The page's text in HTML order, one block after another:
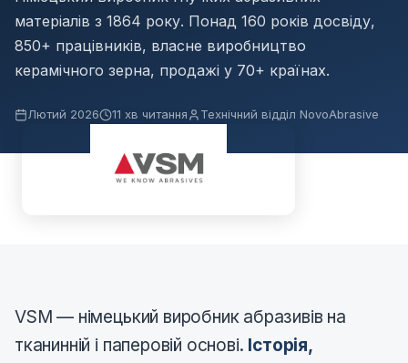
матеріалів з 1864 року. Понад 160 років досвіду,
850+ працівників, власне виробництво
керамічного зерна, продажі у 70+ країнах.
Лютий 2026 11 хв читання Технічний відділ NovoAbrasive
VSM — німецький виробник абразивів на
тканинній і паперовій основі. Історія,